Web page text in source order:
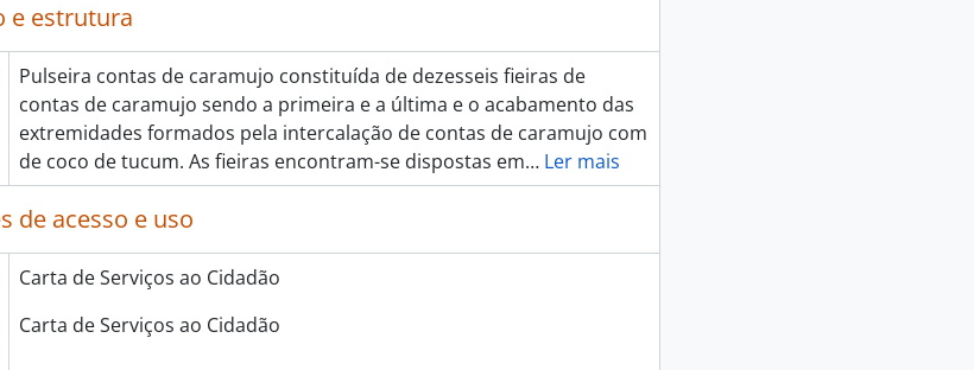
e estrutura
Pulseira contas de caramujo constituída de dezesseis fieiras de
contas de caramujo sendo a primeira e a última e o acabamento das
extremidades formados pela intercalação de contas de caramujo com
de coco de tucum. As fieiras encontram-se dispostas em… Ler mais
de acesso e uso
Carta de Serviços ao Cidadão
Carta de Serviços ao Cidadão